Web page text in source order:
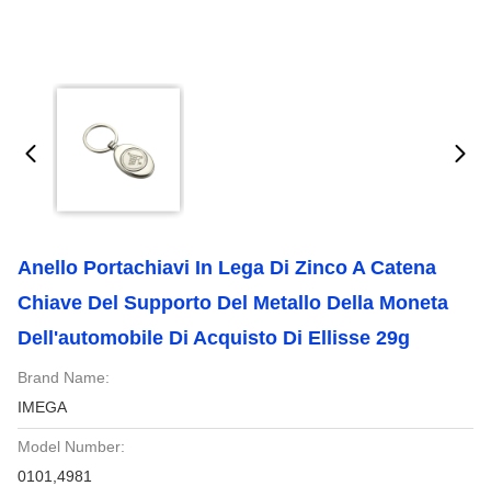
Anello Portachiavi In Lega Di Zinco A Catena
Chiave Del Supporto Del Metallo Della Moneta
Dell'automobile Di Acquisto Di Ellisse 29g
Brand Name:
IMEGA
Model Number:
0101,4981